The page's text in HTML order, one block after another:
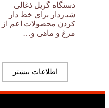
دستگاه گریل ذغالی
شیاردار برای خط دار
کردن محصولات اعم از
مرغ و ماهی و…
اطلاعات بیشتر